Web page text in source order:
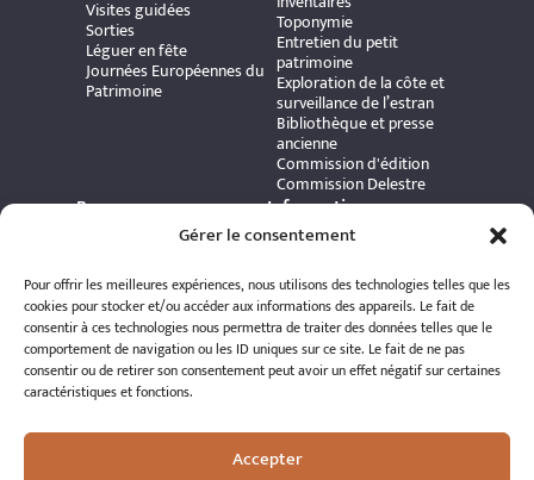
Gérer le consentement
Pour offrir les meilleures expériences, nous utilisons des technologies telles que les
cookies pour stocker et/ou accéder aux informations des appareils. Le fait de
consentir à ces technologies nous permettra de traiter des données telles que le
comportement de navigation ou les ID uniques sur ce site. Le fait de ne pas
consentir ou de retirer son consentement peut avoir un effet négatif sur certaines
caractéristiques et fonctions.
Accepter
Visites guidées
Sorties
Léguer en fête
Journées Européennes du
Patrimoine
Toponymie
Entretien du petit
patrimoine
Exploration de la côte et
surveillance de l’estran
Bibliothèque et presse
ancienne
Commission d'édition
Commission Delestre
Ressources
Carte interactive
Publications et ouvrages
Archives patrimoniales
Bretania
Informations
pratiques
Adhérer à l’association
Politique de
confidentialité
Politique de cookies
Mentions légales
Espace éditeur